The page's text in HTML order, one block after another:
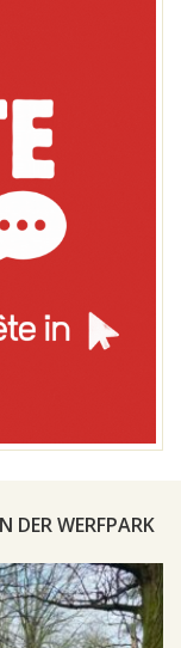
DER WERFPARK